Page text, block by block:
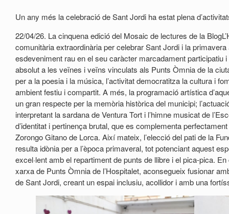
Un any més la celebració de Sant Jordi ha estat plena
22/04/26. La cinquena edició del Mosaic de lectures de la
comunitària extraordinària per celebrar Sant Jordi i la primavera
esdeveniment rau en el seu caràcter marcadament participatiu
absolut a les veïnes i veïns vinculats als Punts Òmnia de la
per a la poesia i la música, l’activitat democratitza la cultura i
ambient festiu i compartit. A més, la programació artística
un gran respecte per la memòria històrica del municipi;
interpretant la sardana de Ventura Tort i l’himne musicat de
d’identitat i pertinença brutal, que es complementa
Zorongo Gitano de Lorca. Així mateix, l’elecció del pati de la
resulta idònia per a l’època primaveral, tot potenciant aquest
excel·lent amb el repartiment de punts de llibre i el pica-pica.
xarxa de Punts Òmnia de l’Hospitalet, aconsegueix fusionar
de Sant Jordi, creant un espai inclusiu, acollidor i amb una